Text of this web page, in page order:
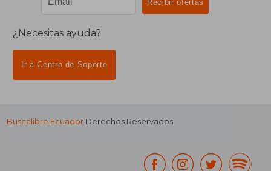
¿Necesitas ayuda?
Ir a Centro de Soporte
Buscalibre Ecuador Derechos Reservados.